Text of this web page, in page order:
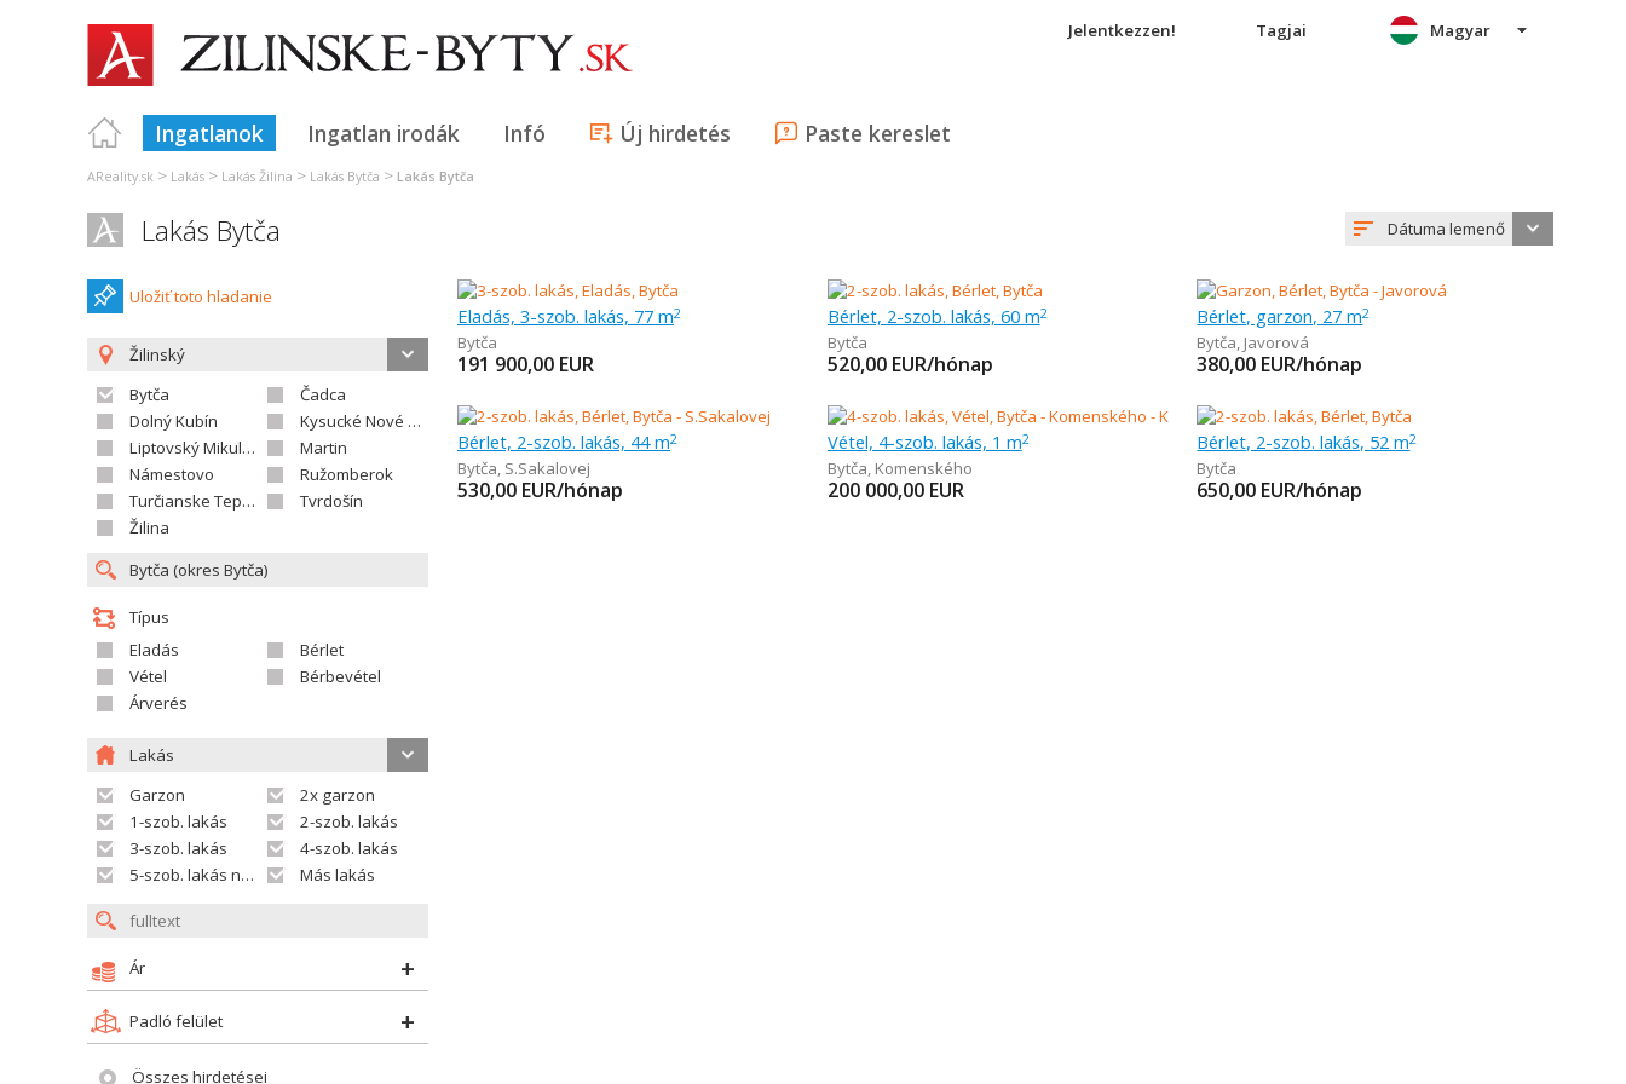
Jelentkezzen! Tagjai
Ingatlanok Ingatlan irodák Infó Új hirdetés Paste kereslet
Magyar
AReality.sk > Lakás > Lakás Žilina > Lakás Bytča > Lakás Bytča
Lakás Bytča Dátuma lemenő
Uložiť toto hladanie
Žilinský
Bytča
Čadca
Dolný Kubín
Kysucké Nové Mesto
Liptovský Mikuláš
Martin
Námestovo
Ružomberok
Turčianske Teplice
Tvrdošín
Žilina
Típus
Eladás
Bérlet
Vétel
Bérbevétel
Árverés
Lakás
Garzon
2x garzon
1-szob. lakás
2-szob. lakás
3-szob. lakás
4-szob. lakás
5-szob. lakás nagyobb
Más lakás
Ár
Padló felület
Összes hirdetései
Eladás, 3-szob. lakás, 77 m2
Bytča
191 900,00 EUR
Bérlet, 2-szob. lakás, 60 m2
Bytča
520,00 EUR/hónap
Bérlet, garzon, 27 m2
Bytča, Javorová
380,00 EUR/hónap
Bérlet, 2-szob. lakás, 44 m2
Bytča, S.Sakalovej
530,00 EUR/hónap
Vétel, 4-szob. lakás, 1 m2
Bytča, Komenského
200 000,00 EUR
Bérlet, 2-szob. lakás, 52 m2
Bytča
650,00 EUR/hónap